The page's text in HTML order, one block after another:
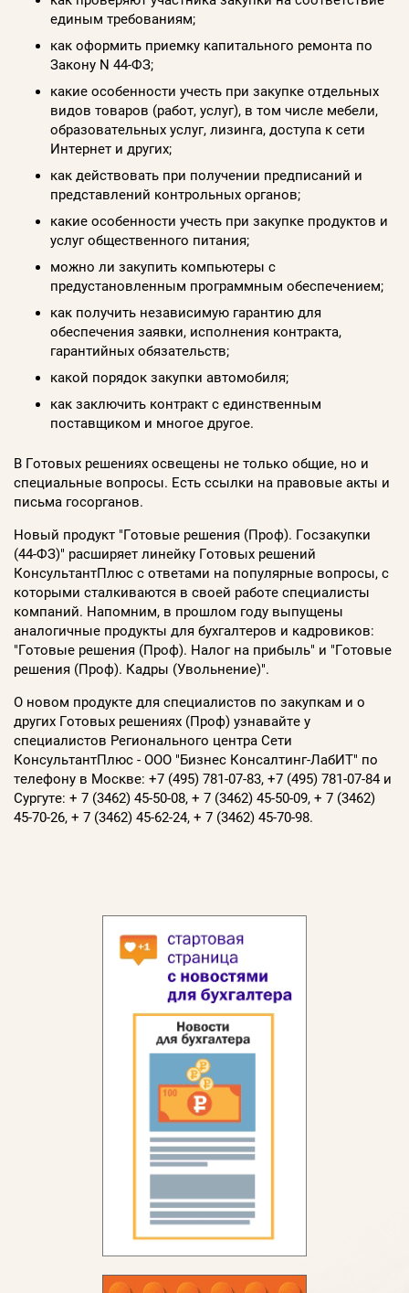
единым требованиям;
как оформить приемку капитального ремонта по
Закону N 44-ФЗ;
какие особенности учесть при закупке отдельных
видов товаров (работ, услуг), в том числе мебели,
образовательных услуг, лизинга, доступа к сети
Интернет и других;
как действовать при получении предписаний и
представлений контрольных органов;
какие особенности учесть при закупке продуктов и
услуг общественного питания;
можно ли закупить компьютеры с
предустановленным программным обеспечением;
как получить независимую гарантию для
обеспечения заявки, исполнения контракта,
гарантийных обязательств;
какой порядок закупки автомобиля;
как заключить контракт с единственным
поставщиком и многое другое.
В Готовых решениях освещены не только общие, но и
специальные вопросы. Есть ссылки на правовые акты и
письма госорганов.
Новый продукт "Готовые решения (Проф). Госзакупки
(44-ФЗ)" расширяет линейку Готовых решений
КонсультантПлюс с ответами на популярные вопросы, с
которыми сталкиваются в своей работе специалисты
компаний. Напомним, в прошлом году выпущены
аналогичные продукты для бухгалтеров и кадровиков:
"Готовые решения (Проф). Налог на прибыль" и "Готовые
решения (Проф). Кадры (Увольнение)".
О новом продукте для специалистов по закупкам и о
других Готовых решениях (Проф) узнавайте у
специалистов Регионального центра Сети
КонсультантПлюс - ООО "Бизнес Консалтинг-ЛабИТ" по
телефону в Москве: +7 (495) 781-07-83, +7 (495) 781-07-84 и
Сургуте: + 7 (3462) 45-50-08, + 7 (3462) 45-50-09, + 7 (3462)
45-70-26, + 7 (3462) 45-62-24, + 7 (3462) 45-70-98.